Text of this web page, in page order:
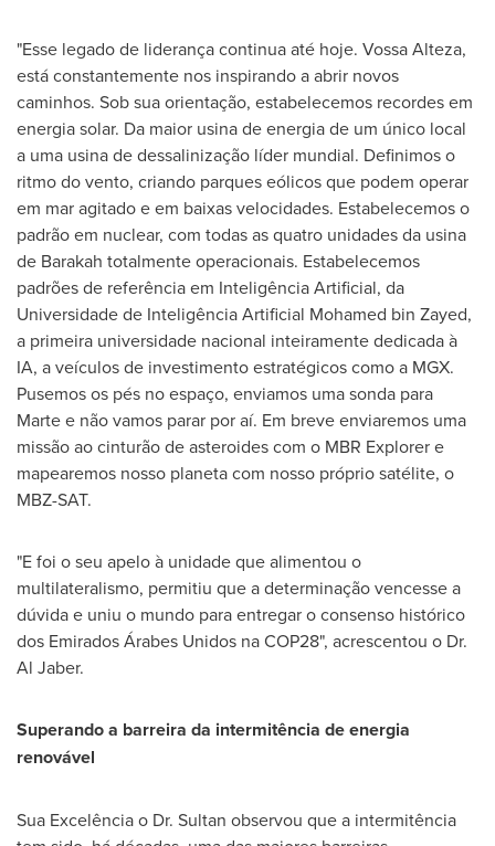
"Esse legado de liderança continua até hoje. Vossa Alteza,
está constantemente nos inspirando a abrir novos
caminhos. Sob sua orientação, estabelecemos recordes em
energia solar. Da maior usina de energia de um único local
a uma usina de dessalinização líder mundial. Definimos o
ritmo do vento, criando parques eólicos que podem operar
em mar agitado e em baixas velocidades. Estabelecemos o
padrão em nuclear, com todas as quatro unidades da usina
de Barakah totalmente operacionais. Estabelecemos
padrões de referência em Inteligência Artificial, da
Universidade de Inteligência Artificial Mohamed bin Zayed,
a primeira universidade nacional inteiramente dedicada à
IA, a veículos de investimento estratégicos como a MGX.
Pusemos os pés no espaço, enviamos uma sonda para
Marte e não vamos parar por aí. Em breve enviaremos uma
missão ao cinturão de asteroides com o MBR Explorer e
mapearemos nosso planeta com nosso próprio satélite, o
MBZ-SAT.
"E foi o seu apelo à unidade que alimentou o
multilateralismo, permitiu que a determinação vencesse a
dúvida e uniu o mundo para entregar o consenso histórico
dos Emirados Árabes Unidos naCOP28", acrescentou o Dr.
Al Jaber.
Superando a barreira da intermitência de energia
renovável
Sua Excelência o Dr. Sultan observou que a intermitência